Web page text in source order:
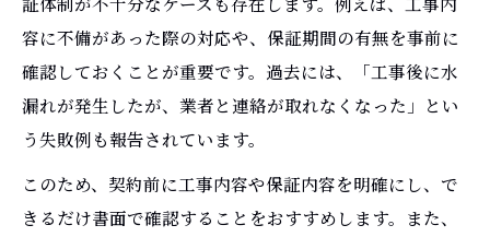
容に不備があった際の対応や、保証期間の有無を事前に
確認しておくことが重要です。過去には、「工事後に水
漏れが発生したが、業者と連絡が取れなくなった」とい
う失敗例も報告されています。
このため、契約前に工事内容や保証内容を明確にし、で
きるだけ書面で確認することをおすすめします。また、